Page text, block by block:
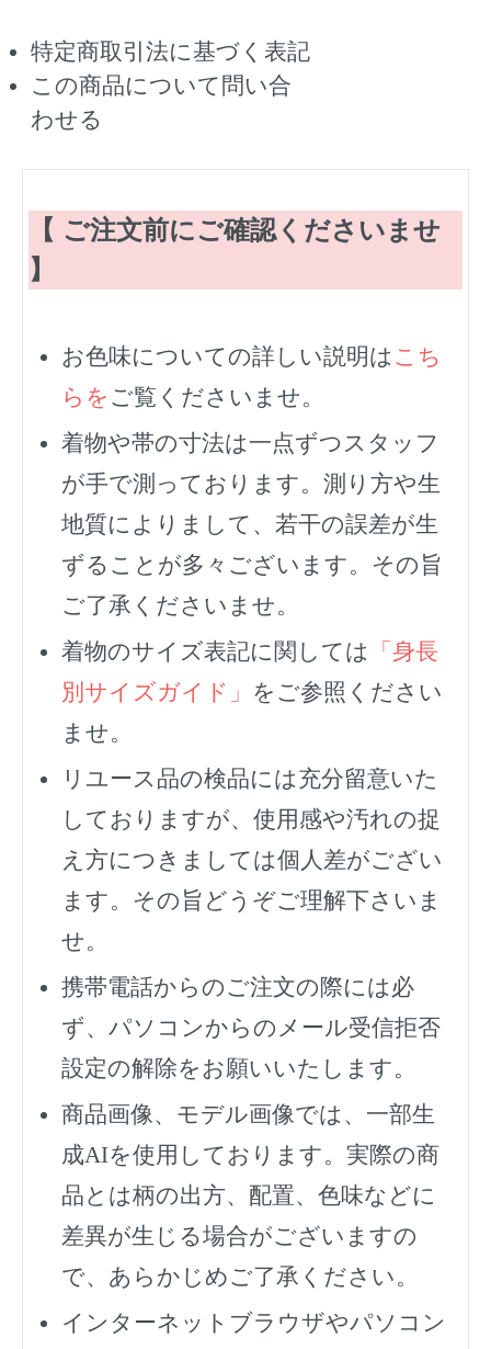
特定商取引法に基づく表記
この商品について問い合
わせる
【 ご注文前にご確認くださいませ
】
お色味についての詳しい説明は こち
らを ご覧くださいませ。
着物や帯の寸法は一点ずつスタッフ
が手で測っております。測り方や生
地質によりまして、若干の誤差が生
ずることが多々ございます。その旨
ご了承くださいませ。
着物のサイズ表記に関しては
「身長
別サイズガイド」 をご参照ください
ませ。
リユース品の検品には充分留意いた
しておりますが、使用感や汚れの捉
え方につきましては個人差がござい
ます。その旨どうぞご理解下さいま
せ。
携帯電話からのご注文の際には必
ず、 パソコンからのメール受信拒否
設定の解除をお願いいたします。
商品画像、モデル画像では、一部生
成AIを使用しております。実際の商
品とは柄の出方、配置、色味などに
差異が生じる場合がございますの
で、あらかじめご了承ください。
インターネットブラウザやパソコン